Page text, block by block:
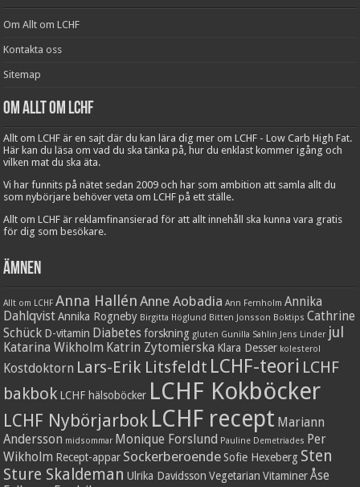
Om Allt om LCHF
Kontakta oss
Sitemap
Om Allt om LCHF
Allt om LCHF är en sajt där du kan lära dig mer om LCHF - Low Carb High Fat.
Här kan du läsa om vad du ska tänka på, hur du enklast kommer igång och
vilken mat du ska äta.
Vi har funnits på nätet sedan 2009 och har som ambition att samla allt du
som nybörjare behöver veta om LCHF på ett ställe.
Allt om LCHF är reklamfinansierad för att allt innehåll ska kunna vara gratis
för dig som besökare.
Ämnen
Allt om LCHF Anna Hallén Anne Aobadia Ann Fernholm Annika
Dahlqvist Annika Rogneby Birgitta Höglund Bitten Jonsson Boktips Cathrine
Schück D-vitamin Diabetes forskning gluten Gunilla Sahlin Jens Linder jul
Katarina Wikholm Katrin Zytomierska Klara Desser kolesterol
Kostdoktorn Lars-Erik Litsfeldt LCHF-teori LCHF
bakbok LCHF hälsoböcker LCHF Kokböcker
LCHF Nybörjarbok LCHF recept Mariann
Andersson midsommar Monique Forslund Pauline Demetriades Per
Wikholm Recept-appar Sockerberoende Sofie Hexeberg Sten
Sture Skaldeman Ulrika Davidsson Vegetarian Vitaminer Åse